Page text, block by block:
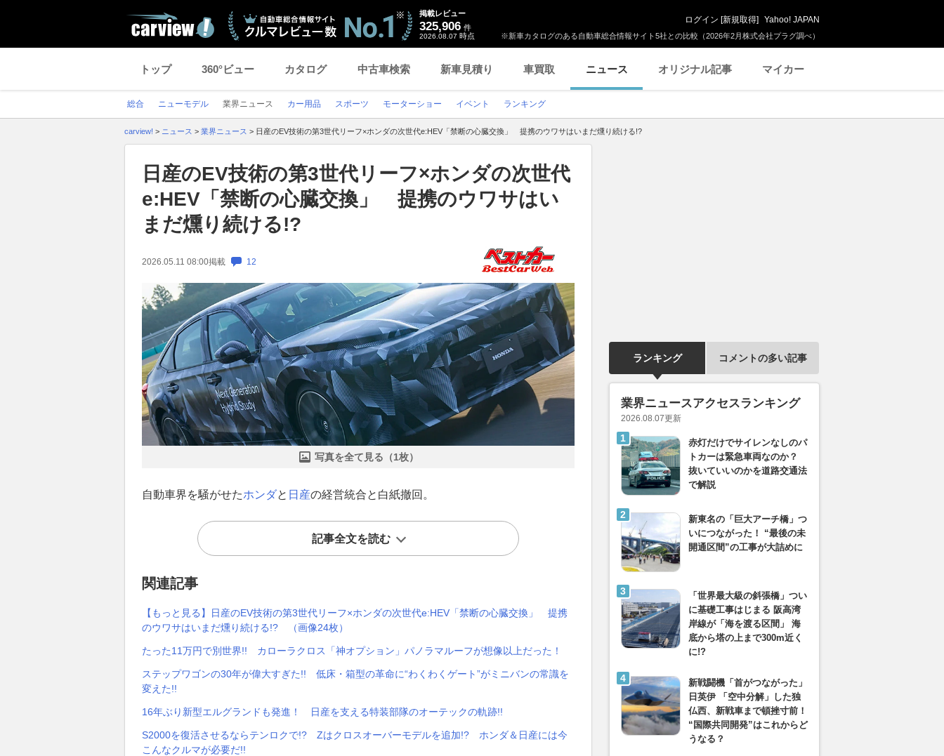
※新車カタログのある自動車総合情報サイト5社との比較（2026年2月株式会社プラグ調べ）
掲載レビュー
325,906 件
2026.08.07 時点
ログイン [新規取得] Yahoo! JAPAN
トップ 360°ビュー カタログ 中古車検索 新車見積り 車買取 ニュース オリジナル記事 マイカー
総合 ニューモデル 業界ニュース カー用品 スポーツ モーターショー イベント ランキング
carview! > ニュース > 業界ニュース > 日産のEV技術の第3世代リーフ×ホンダの次世代e:HEV「禁断の心臓交換」 提携のウワサはいまだ燻り続ける!?
日産のEV技術の第3世代リーフ×ホンダの次世代
e:HEV「禁断の心臓交換」 提携のウワサはい
まだ燻り続ける!?
2026.05.11 08:00掲載 12
写真を全て見る（1枚）
自動車界を騒がせたホンダと 日産の経営統合と白紙撤回。
記事全文を読む
関連記事
【もっと見る】日産のEV技術の第3世代リーフ×ホンダの次世代e:HEV「禁断の心臓交換」 提携
のウワサはいまだ燻り続ける!? （画像24枚）
たった11万円で別世界!! カローラクロス「神オプション」パノラマルーフが想像以上だった！
ステップワゴンの30年が偉大すぎた!! 低床・箱型の革命に“わくわくゲート”がミニバンの常識を
変えた!!
16年ぶり新型エルグランドも発進！ 日産を支える特装部隊のオーテックの軌跡!!
S2000を復活させるならテンロクで!? Zはクロスオーバーモデルを追加!? ホンダ＆日産には今
こんなクルマが必要だ!!
ランキング コメントの多い記事
業界ニュースアクセスランキング
2026.08.07更新
赤灯だけでサイレンなしのパ
トカーは緊急車両なのか？
抜いていいのかを道路交通法
で解説
新東名の「巨大アーチ橋」つ
いにつながった！ “最後の未
開通区間”の工事が大詰めに
「世界最大級の斜張橋」つい
に基礎工事はじまる 阪高湾
岸線が「海を渡る区間」 海
底から塔の上まで300m近く
に!?
新戦闘機「首がつながった」
日英伊 「空中分解」した独
仏西、新戦車まで頓挫寸前！
“国際共同開発”はこれからど
うなる？